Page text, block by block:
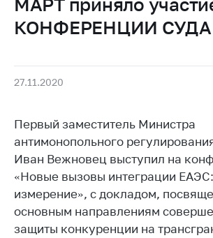
Антикоррупционная
деятельность
совет
Белорусская
универсальная
товарная биржа
Общественная
жизнь
МАРТ приняло
КОНФЕРЕНЦИИ СУДА
27.11.2020
Первый заместитель Министра
антимонопольного
Иван Вежновец выступил на
«Новые вызовы интеграции
измерение», с докладом,
основным направлениям
защиты конкуренции на